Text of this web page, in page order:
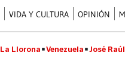
VIDA Y CULTURA OPINIÓN
La Llorona Venezuela José